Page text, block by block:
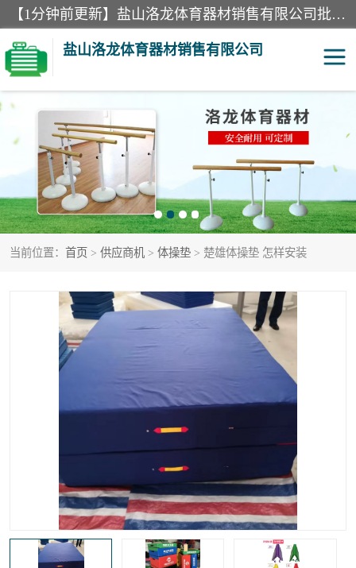
【1分钟前更新】盐山洛龙体育器材销售有限公司批量供应：300米障碍器材、400米障碍器材、部队训练器材、双杠、体操垫、舞蹈把杆等产品。盐山洛龙体育器材销售有限公司经过多年的发展，集研发，生产，销售，售后服务为一体. 奉行“质量，信誉，服务”的宗旨，以开拓创新的精神和真诚守信的态度积极进取。
盐山洛龙体育器材销售有限公司
当前位置： 首页 > 供应商机 > 体操垫 > 楚雄体操垫 怎样安装
单双杠 舞蹈把杆
400米障碍器材 体操垫
300米障碍器材 攀爬架
塑胶跑道 400米障碍器材1
警犬训练器材 心理行为训练器材